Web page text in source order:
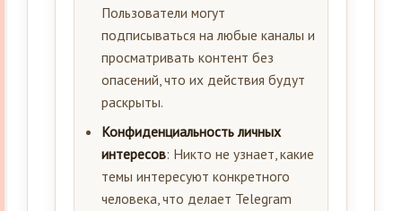
Пользователи могут
подписываться на любые каналы и
просматривать контент без
опасений, что их действия будут
раскрыты.
Конфиденциальность личных
интересов: Никто не узнает, какие
темы интересуют конкретного
человека, что делает Telegram